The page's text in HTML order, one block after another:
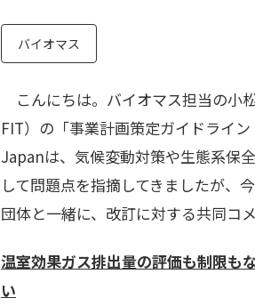
バイオマス
こんにちは。バイオマス担当の小
FIT）の「事業計画策定ガイドライ
Japanは、気候変動対策や生態系保
して問題点を指摘してきましたが、
団体と一緒に、改訂に対する共同コ
温室効果ガス排出量の評価も制限も
い 木質ペレ